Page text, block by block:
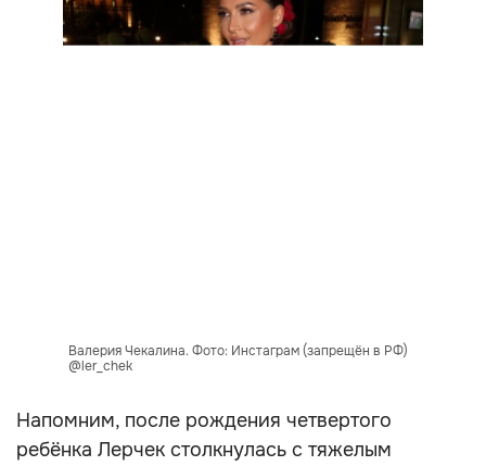
Валерия Чекалина. Фото: Инстаграм (запрещён в РФ)
@ler_chek
Напомним, после рождения четвертого
ребёнка Лерчек столкнулась с тяжелым